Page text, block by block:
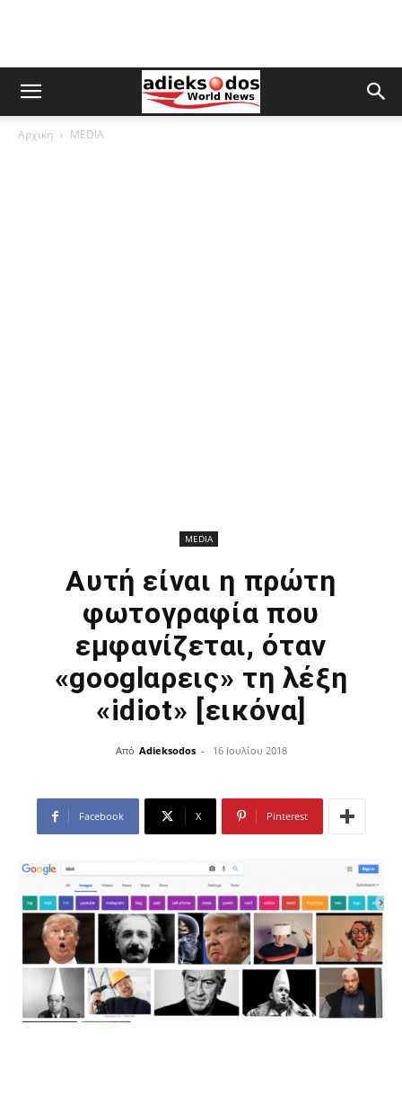
Αρχική MEDIA
MEDIA
Αυτή είναι η πρώτη
φωτογραφία που
εμφανίζεται, όταν
«googlαρεις» τη λέξη
«idiot» [εικόνα]
Από Adieksodos - 16 Ιουλίου 2018
Facebook X Pinterest